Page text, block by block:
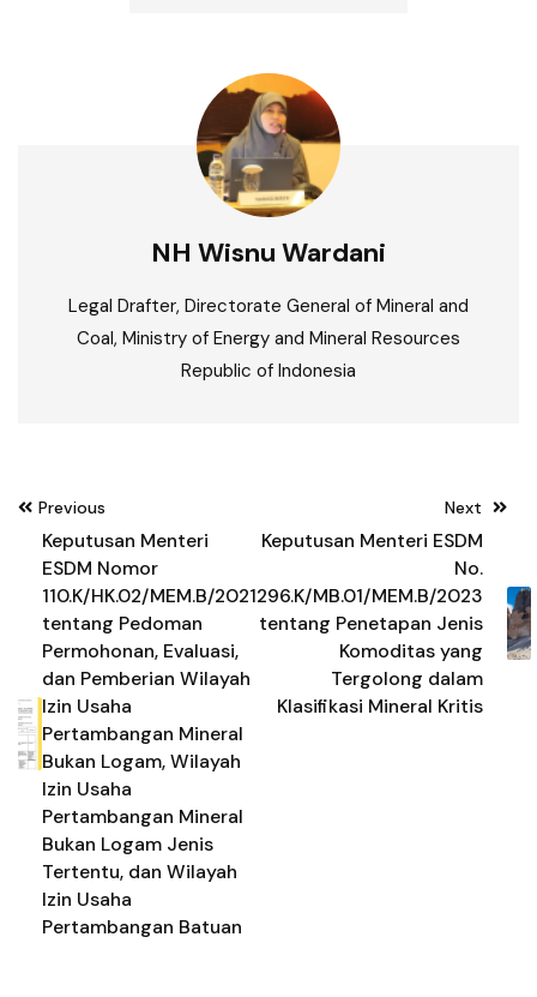
NH Wisnu Wardani
Legal Drafter, Directorate General of Mineral and
Coal, Ministry of Energy and Mineral Resources
Republic of Indonesia
Post
navigation
Previous
Keputusan Menteri
ESDM Nomor
110.K/HK.02/MEM.B/2021
tentang Pedoman
Permohonan, Evaluasi,
dan Pemberian Wilayah
Izin Usaha
Pertambangan Mineral
Bukan Logam, Wilayah
Izin Usaha
Pertambangan Mineral
Bukan Logam Jenis
Tertentu, dan Wilayah
Izin Usaha
Pertambangan Batuan
Next
Keputusan Menteri ESDM
No.
296.K/MB.01/MEM.B/2023
tentang Penetapan Jenis
Komoditas yang
Tergolong dalam
Klasifikasi Mineral Kritis